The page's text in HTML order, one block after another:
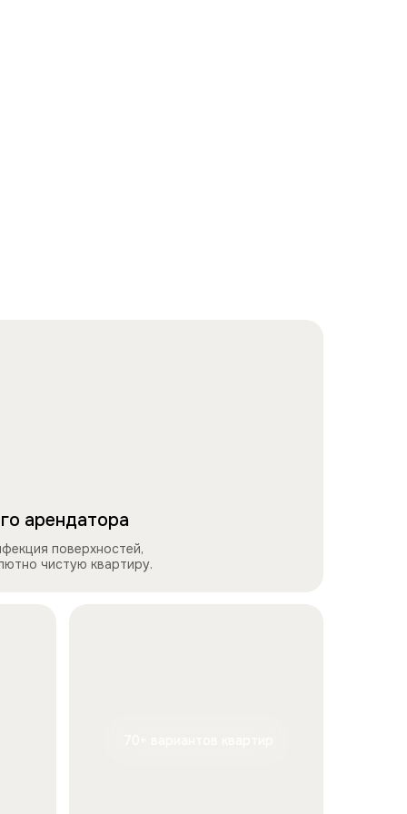
поверхностей,
чистую квартиру.
арендатора